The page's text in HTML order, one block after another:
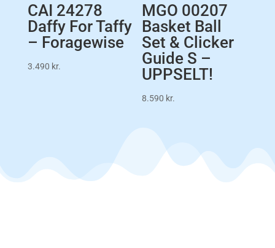
CAI 24278
Daffy For Taffy
– Foragewise
3.490 kr.
MGO 00207
Basket Ball
Set & Clicker
Guide S –
UPPSELT!
8.590 kr.